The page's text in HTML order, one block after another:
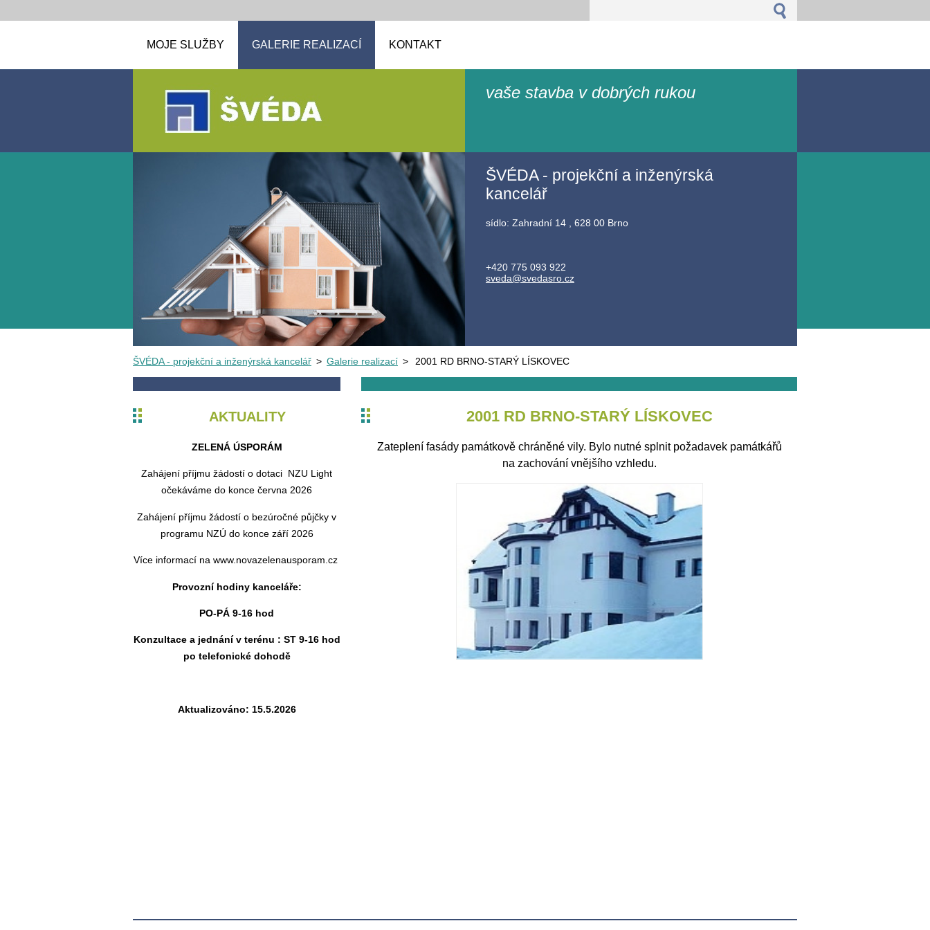
MOJE SLUŽBY GALERIE REALIZACÍ KONTAKT
vaše stavba v dobrých rukou
ŠVÉDA - projekční a inženýrská
kancelář
sídlo: Zahradní 14 , 628 00 Brno
+420 775 093 922
sveda@svedasro.cz
ŠVÉDA - projekční a inženýrská kancelář > Galerie realizací > 2001 RD BRNO-STARÝ LÍSKOVEC
AKTUALITY
ZELENÁ ÚSPORÁM
Zahájení příjmu žádostí o dotaci NZU Light
očekáváme do konce června 2026
Zahájení příjmu žádostí o bezúročné půjčky v
programu NZÚ do konce září 2026
Více informací na www.novazelenausporam.cz
Provozní hodiny kanceláře:
PO-PÁ 9-16 hod
Konzultace a jednání v terénu : ST 9-16 hod
po telefonické dohodě
Aktualizováno: 15.5.2026
2001 RD BRNO-STARÝ LÍSKOVEC
Zateplení fasády památkově chráněné vily. Bylo nutné splnit požadavek památkářů
na zachování vnějšího vzhledu.